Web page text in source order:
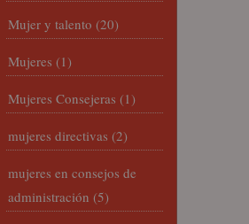
Mujer y talento (20)
Mujeres (1)
Mujeres Consejeras (1)
mujeres directivas (2)
mujeres en consejos de
administración (5)